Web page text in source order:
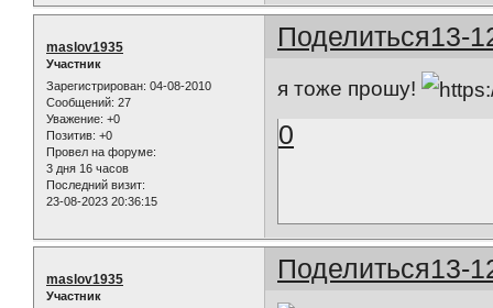
Поделиться13-
maslov1935
Участник
Зарегистрирован: 04-08-2010
Сообщений: 27
Уважение: +0
Позитив: +0
Провел на форуме:
3 дня 16 часов
Последний визит:
23-08-2023 20:36:15
я тоже прошу!
0
Поделиться13-
maslov1935
Участник